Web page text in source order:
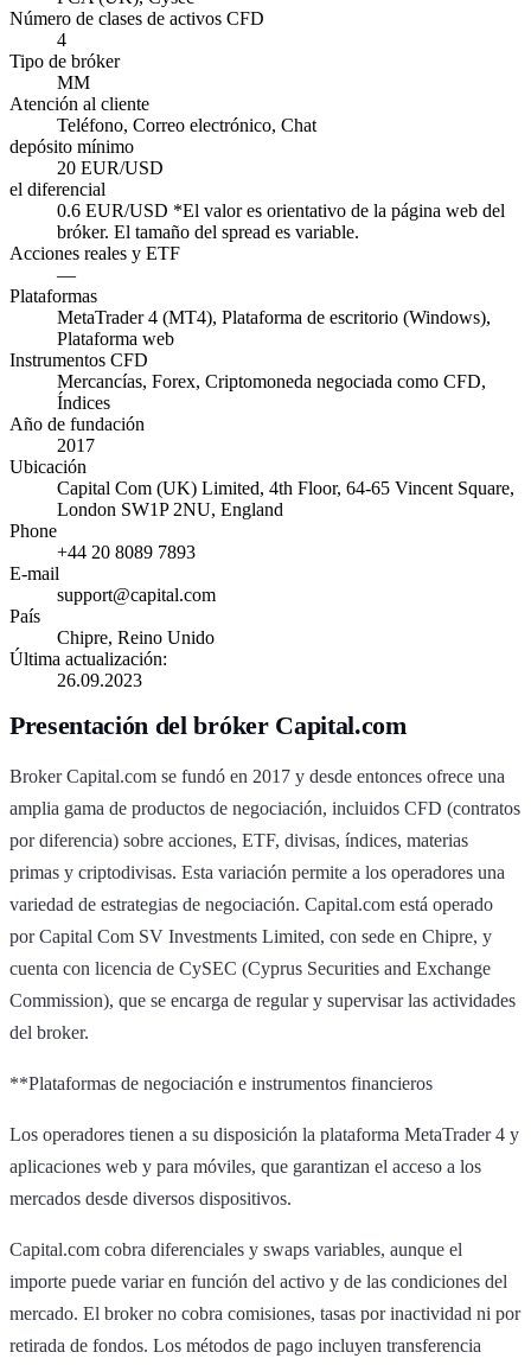
Número de clases de activos CFD
4
Tipo de bróker
MM
Atención al cliente
Teléfono, Correo electrónico, Chat
depósito mínimo
20 EUR/USD
el diferencial
0.6 EUR/USD *El valor es orientativo de la página web del
bróker. El tamaño del spread es variable.
Acciones reales y ETF
—
Plataformas
MetaTrader 4 (MT4), Plataforma de escritorio (Windows),
Plataforma web
Instrumentos CFD
Mercancías, Forex, Criptomoneda negociada como CFD,
Índices
Año de fundación
2017
Ubicación
Capital Com (UK) Limited, 4th Floor, 64-65 Vincent Square,
London SW1P 2NU, England
Phone
+44 20 8089 7893
E-mail
support@capital.com
País
Chipre, Reino Unido
Última actualización:
26.09.2023
Presentación del bróker Capital.com
Broker Capital.com se fundó en 2017 y desde entonces ofrece una
amplia gama de productos de negociación, incluidos CFD (contratos
por diferencia) sobre acciones, ETF, divisas, índices, materias
primas y criptodivisas. Esta variación permite a los operadores una
variedad de estrategias de negociación. Capital.com está operado
por Capital Com SV Investments Limited, con sede en Chipre, y
cuenta con licencia de CySEC (Cyprus Securities and Exchange
Commission), que se encarga de regular y supervisar las actividades
del broker.
**Plataformas de negociación e instrumentos financieros
Los operadores tienen a su disposición la plataforma MetaTrader 4 y
aplicaciones web y para móviles, que garantizan el acceso a los
mercados desde diversos dispositivos.
Capital.com cobra diferenciales y swaps variables, aunque el
importe puede variar en función del activo y de las condiciones del
mercado. El broker no cobra comisiones, tasas por inactividad ni por
retirada de fondos. Los métodos de pago incluyen transferencia